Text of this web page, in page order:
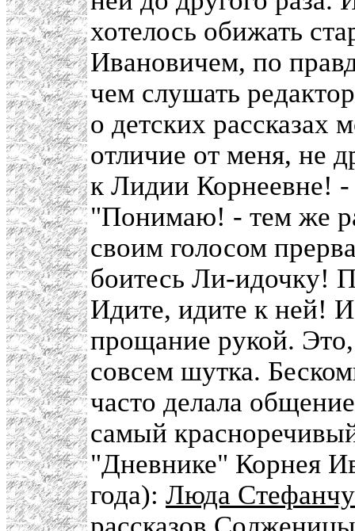
хотелось обижать
Ивановичем, по
чем слушать
о детских рассказах
отличие от меня, не
к Лидии Корнеевне! -
"Понимаю! - тем же
своим голосом
боитесь Ли-идочку!
Идите, идите к ней!
прощание рукой.
совсем шутка.
часто делала
самый
"Дневнике" Корнея
года): Люда